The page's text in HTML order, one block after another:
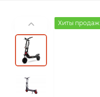
Хиты продаж